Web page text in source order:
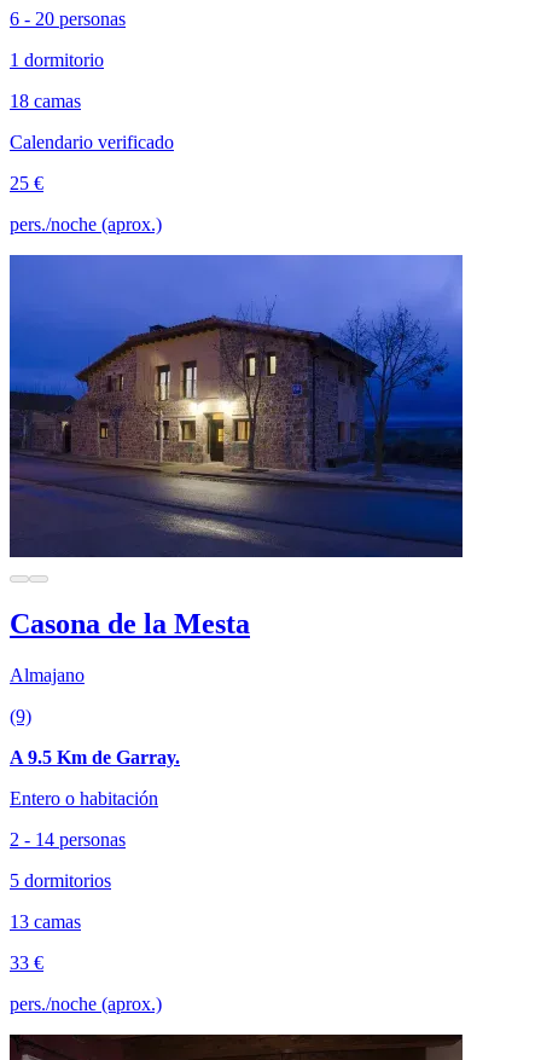
6 - 20 personas
1 dormitorio
18 camas
Calendario verificado
25 €
pers./noche (aprox.)
Casona de la Mesta
Almajano
(9)
A 9.5 Km de Garray.
Entero o habitación
2 - 14 personas
5 dormitorios
13 camas
33 €
pers./noche (aprox.)